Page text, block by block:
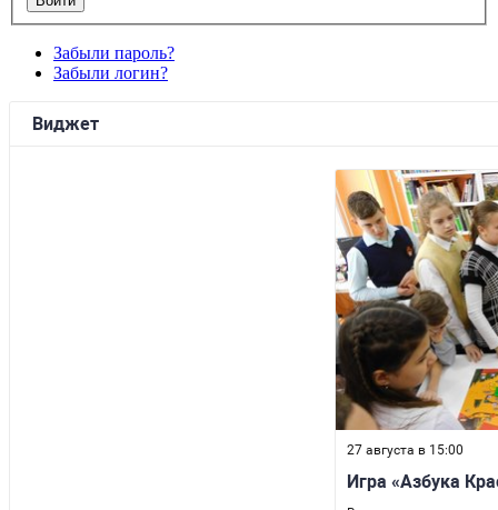
Забыли пароль?
Забыли логин?